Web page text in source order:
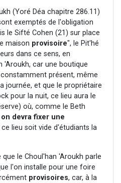
(Yoré Déa chapitre 286.11)
exemptés de l'obligation
le Sifté Cohen (21) sur place
maison provisoire", le Pit'hé
dans ce sens, en
'Aroukh, car une boutique
présent, même
journée, et que le propriétaire
pour la nuit, ce lieu aura le
où, comme le Beth
on devra fixer une
lieu soit vide d'étudiants la
le Choul'han 'Aroukh parle
l'on installe pour une foire
provisoires, car, à la